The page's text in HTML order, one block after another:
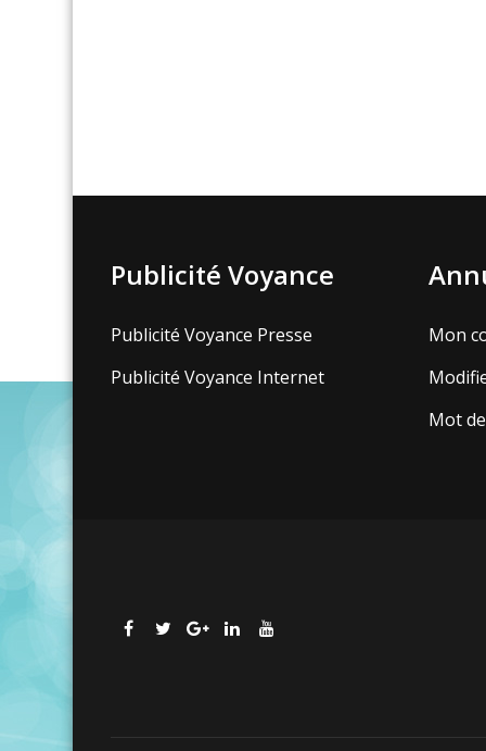
Publicité Voyance
Publicité Voyance Presse
Publicité Voyance Internet
Mon
Mot